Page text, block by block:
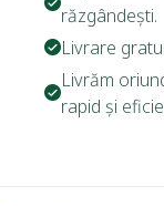
răzgândești.
Livrare
Livrăm
rapid și